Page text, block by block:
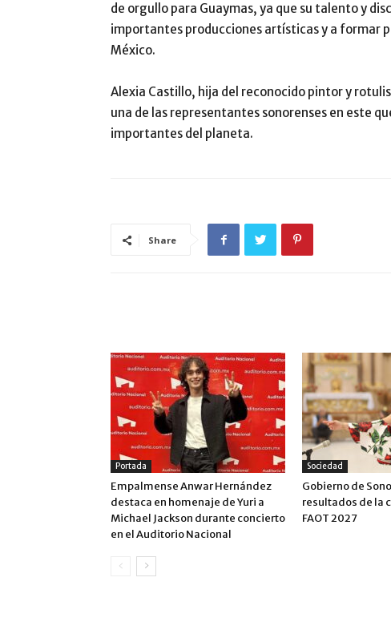
de orgullo para Guaymas, ya que su talento y
importantes producciones artísticas y a formar
México.
Alexia Castillo, hija del reconocido pintor y
una de las representantes sonorenses en este
importantes del planeta.
Share
Portada
Empalmense Anwar Hernández
destaca en homenaje de Yuri a
Michael Jackson durante concierto
en el Auditorio Nacional
Sociedad
Gobierno de
resultados de la
FAOT 2027